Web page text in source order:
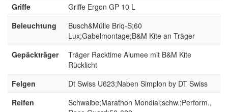
Griffe
Griffe Ergon GP 10 L
Beleuchtung
Busch&Mülle Briq-S;60
Lux;Gabelmontage;B&M Kite an Träger
Gepäckträger
Träger Racktime Alumee mit B&M Kite
Rücklicht
Felgen
Dt Swiss U623;Naben Simplon by DT Swiss
Reifen
Schwalbe;Marathon Mondial;schw.;Perform.,